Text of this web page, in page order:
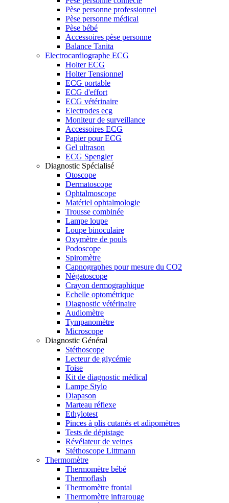
Pèse personne professionnel
Pèse personne médical
Pèse bébé
Accessoires pèse personne
Balance Tanita
Electrocardiographe ECG
Holter ECG
Holter Tensionnel
ECG portable
ECG d'effort
ECG vétérinaire
Electrodes ecg
Moniteur de surveillance
Accessoires ECG
Papier pour ECG
Gel ultrason
ECG Spengler
Diagnostic Spécialisé
Otoscope
Dermatoscope
Ophtalmoscope
Matériel ophtalmologie
Trousse combinée
Lampe loupe
Loupe binoculaire
Oxymètre de pouls
Podoscope
Spiromètre
Capnographes pour mesure du CO2
Négatoscope
Crayon dermographique
Echelle optométrique
Diagnostic vétérinaire
Audiomètre
Tympanomètre
Microscope
Diagnostic Général
Stéthoscope
Lecteur de glycémie
Toise
Kit de diagnostic médical
Lampe Stylo
Diapason
Marteau réflexe
Ethylotest
Pinces à plis cutanés et adipomètres
Tests de dépistage
Révélateur de veines
Stéthoscope Littmann
Thermomètre
Thermomètre bébé
Thermoflash
Thermomètre frontal
Thermomètre infrarouge